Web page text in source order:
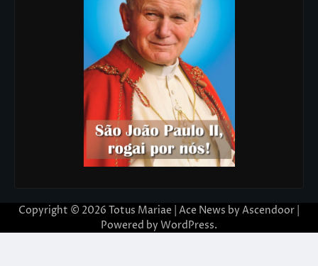
Copyright © 2026 Totus Mariae | Ace News by Ascendoor
Powered by WordPress.